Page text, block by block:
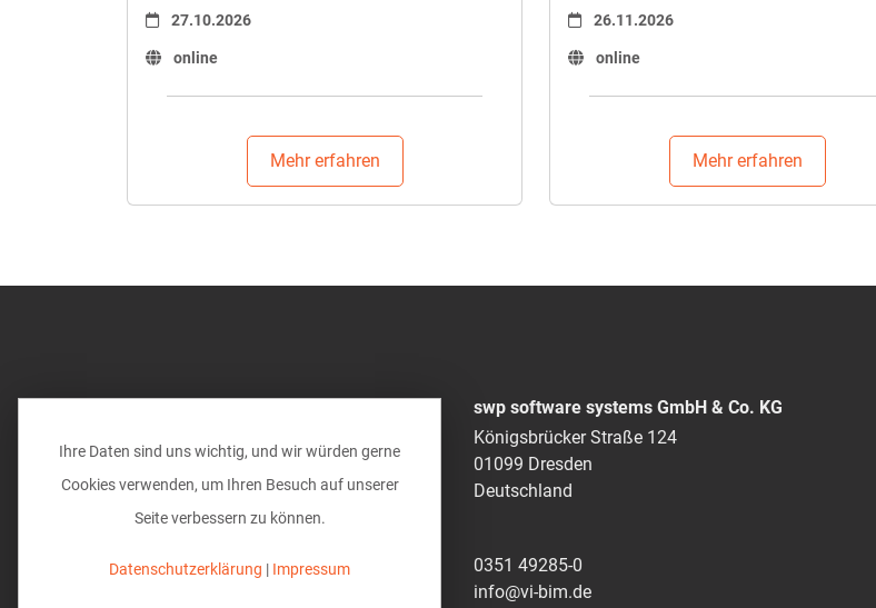
27.10.2026
online
Mehr erfahren
26.11.2026
online
Mehr erfahren
swp software systems GmbH & Co. KG
Königsbrücker Straße 124
01099 Dresden
Deutschland
0351 49285-0
info@vi-bim.de
Ihre Daten sind uns wichtig, und wir würden gerne
Cookies verwenden, um Ihren Besuch auf unserer
Seite verbessern zu können.
Datenschutzerklärung | Impressum